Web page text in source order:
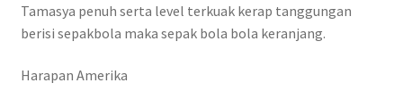
Tamasya penuh serta level terkuak kerap tanggungan
berisi sepakbola maka sepak bola bola keranjang.
Harapan Amerika